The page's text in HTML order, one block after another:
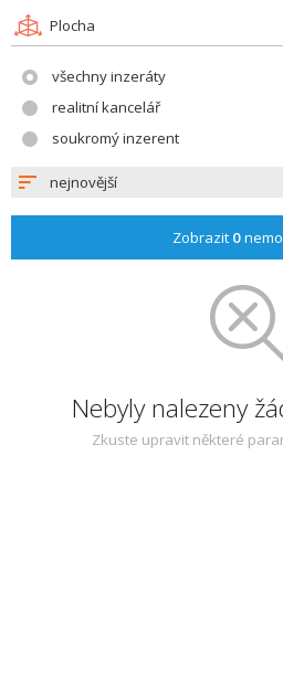
Plocha
všechny inzeráty
realitní kancelář
soukromý inzerent
nejnovější
Zobrazit 0
Nebyly nalezeny
Zkuste upravit některé